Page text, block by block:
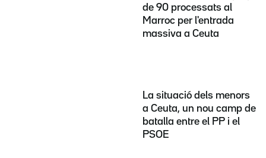
de 90 processats al
Marroc per l'entrada
massiva a Ceuta
La situació dels menors
a Ceuta, un nou camp de
batalla entre el PP i el
PSOE